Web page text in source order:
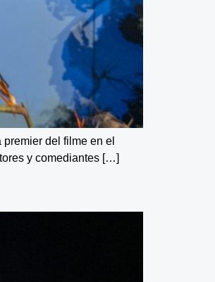
del filme en el
y comediantes […]